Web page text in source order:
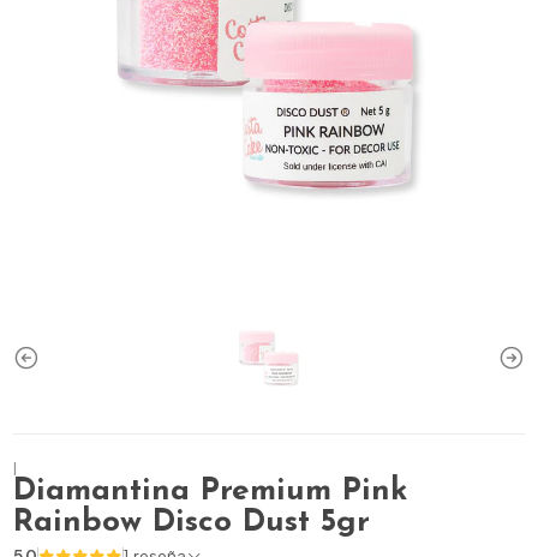
|
Diamantina Premium Pink
Rainbow Disco Dust 5gr